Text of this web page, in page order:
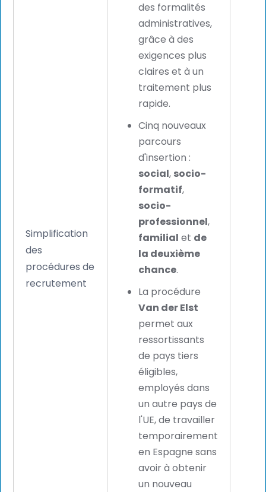
Simplification
des
procédures de
recrutement
des formalités
administratives,
grâce à des
exigences plus
claires et à un
traitement plus
rapide.
Cinq nouveaux
parcours
d'insertion :
social, socio-
formatif,
socio-
professionnel,
familial et de
la deuxième
chance.
La procédure
Van der Elst
permet aux
ressortissants
de pays tiers
éligibles,
employés dans
un autre pays de
l'UE, de travailler
temporairement
en Espagne sans
avoir à obtenir
un nouveau